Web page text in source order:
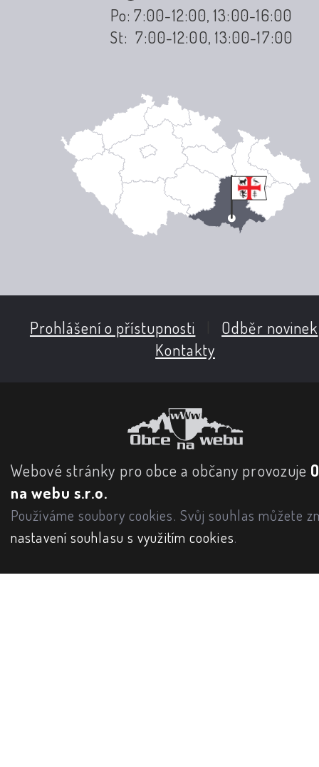
Po: 7:00-12:00, 13:00-16:00
St: 7:00-12:00, 13:00-17:00
Prohlášení o přístupnosti Odběr novinek
Kontakty
Webové stránky pro obce a občany provozuje
na webu s.r.o.
Používáme soubory cookies. Svůj souhlas můžete
nastavení souhlasu s využitím cookies.